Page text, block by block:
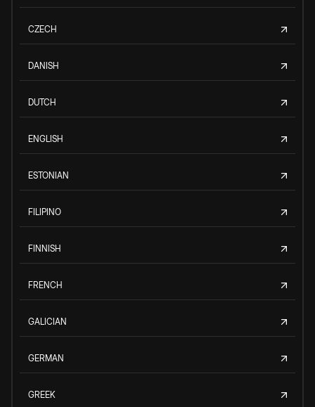
CZECH
DANISH
DUTCH
ENGLISH
ESTONIAN
FILIPINO
FINNISH
FRENCH
GALICIAN
GERMAN
GREEK